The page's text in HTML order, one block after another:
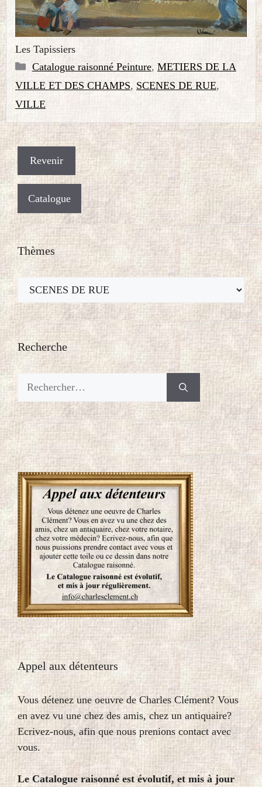
Les Tapissiers
Catégories
Catalogue raisonné Peinture, METIERS DE LA
VILLE ET DES CHAMPS, SCENES DE RUE,
VILLE
Catalogue
Thèmes
Thèmes
Recherche
Appel aux détenteurs
Vous détenez une oeuvre de Charles Clément? Vous
en avez vu une chez des amis, chez un antiquaire?
Ecrivez-nous, afin que nous prenions contact avec
vous.
Le Catalogue raisonné est évolutif, et mis à jour